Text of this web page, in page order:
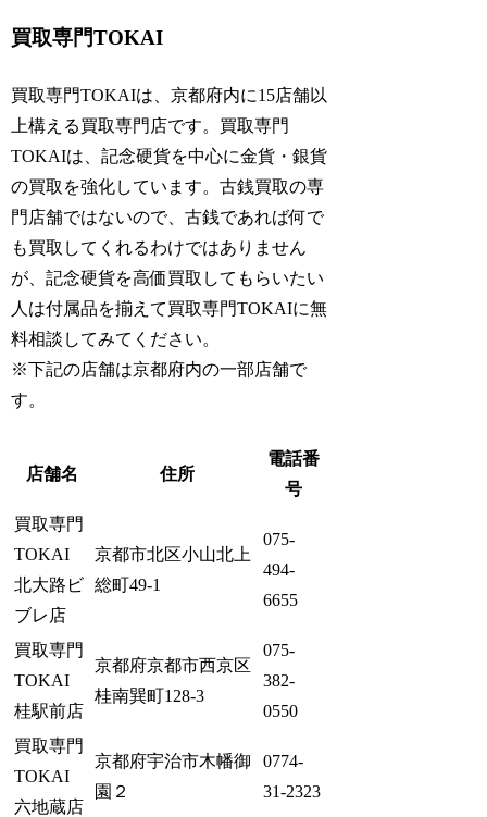
買取専門TOKAI
買取専門TOKAIは、京都府内に15店舗以
上構える買取専門店です。買取専門
TOKAIは、記念硬貨を中心に金貨・銀貨
の買取を強化しています。古銭買取の専
門店舗ではないので、古銭であれば何で
も買取してくれるわけではありません
が、記念硬貨を高価買取してもらいたい
人は付属品を揃えて買取専門TOKAIに無
料相談してみてください。
※下記の店舗は京都府内の一部店舗で
す。
店舗名 住所
電話番
号
買取専門
TOKAI
北大路ビ
ブレ店
京都市北区小山北上
総町49-1
075-
494-
6655
買取専門
TOKAI
桂駅前店
京都府京都市西京区
桂南巽町128-3
075-
382-
0550
買取専門
TOKAI
六地蔵店
京都府宇治市木幡御
園２
0774-
31-2323